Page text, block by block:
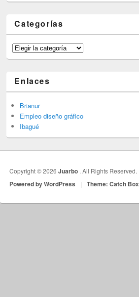
Categorías
Categorías
Enlaces
Brianur
Empleo diseño gráfico
Ibagué
Copyright © 2026Juarbo . All Rights Reserved.
Powered by WordPress | Theme: Catch Box